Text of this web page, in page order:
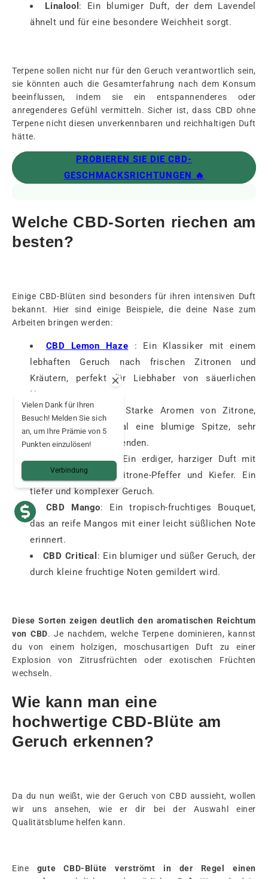
Linalool : Ein blumiger Duft, der dem Lavendel
ähnelt und für eine besondere Weichheit sorgt.
Terpene sollen nicht nur für den Geruch verantwortlich sein,
sie könnten auch die Gesamterfahrung nach dem Konsum
beeinflussen, indem sie ein entspannenderes oder
anregenderes Gefühl vermitteln. Sicher ist, dass CBD ohne
Terpene nicht diesen unverkennbaren und reichhaltigen Duft
hätte.
PROBIEREN SIE DIE CBD-
GESCHMACKSRICHTUNGEN 🔥
Welche CBD-Sorten riechen am
besten?
Einige CBD-Blüten sind besonders für ihren intensiven Duft
bekannt. Hier sind einige Beispiele, die deine Nase zum
Arbeiten bringen werden:
CBD Lemon Haze : Ein Klassiker mit einem
lebhaften Geruch nach frischen Zitronen und
Kräutern, perfekt für Liebhaber von säuerlichen
Noten.
CBD Amnesia
: Starke Aromen von Zitrone,
Kiefer und manchmal eine blumige Spitze, sehr
erkennbar unter Tausenden.
CBD OG Kush: Ein erdiger, harziger Duft mit
einem Hauch von Zitrone-Pfeffer und Kiefer. Ein
tiefer und komplexer Geruch.
CBD Mango: Ein tropisch-fruchtiges Bouquet,
das an reife Mangos mit einer leicht süßlichen Note
erinnert.
CBD Critical : Ein blumiger und süßer Geruch, der
durch kleine fruchtige Noten gemildert wird.
Diese Sorten zeigen deutlich den aromatischen Reichtum
von CBD. Je nachdem, welche Terpene dominieren, kannst
du von einem holzigen, moschusartigen Duft zu einer
Explosion von Zitrusfrüchten oder exotischen Früchten
wechseln.
Wie kann man eine
hochwertige CBD-Blüte am
Geruch erkennen?
Da du nun weißt, wie der Geruch von CBD aussieht, wollen
wir uns ansehen, wie er dir bei der Auswahl einer
Qualitätsblume helfen kann.
Eine gute CBD-Blüte
verströmt in der Regel einen
Vielen Dank für Ihren
Besuch! Melden Sie sich
an, um Ihre Prämie von 5
Punkten einzulösen!
Verbindung